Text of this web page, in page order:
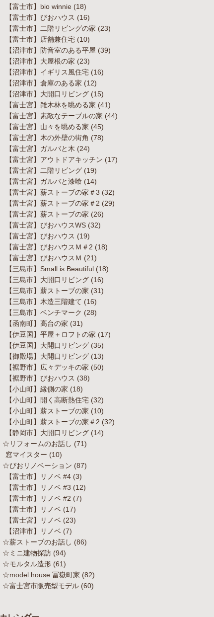
【富士市】bio winnie (18)
【富士市】びおハウス (16)
【富士市】二階リビングの家 (23)
【富士市】店舗兼住宅 (10)
【沼津市】防音室のある平屋 (39)
【沼津市】大屋根の家 (23)
【沼津市】イギリス風住宅 (16)
【沼津市】倉庫のある家 (12)
【沼津市】大開口リビング (15)
【富士宮】雑木林を眺める家 (41)
【富士宮】素敵なテーブルの家 (44)
【富士宮】山々を眺める家 (45)
【富士宮】木の外壁の街角 (78)
【富士宮】ガルバと木 (24)
【富士宮】アウトドアキッチン (17)
【富士宮】二階リビング (19)
【富士宮】ガルバと漆喰 (14)
【富士宮】薪ストーブの家＃3 (32)
【富士宮】薪ストーブの家＃2 (29)
【富士宮】薪ストーブの家 (26)
【富士宮】びおハウスWS (32)
【富士宮】びおハウス (19)
【富士宮】びおハウスＭ＃2 (18)
【富士宮】びおハウスＭ (21)
【三島市】Small is Beautiful (18)
【三島市】大開口リビング (16)
【三島市】薪ストーブの家 (31)
【三島市】木造三階建て (16)
【三島市】ベンチマーク (28)
【函南町】高台の家 (31)
【伊豆国】平屋＋ロフトの家 (17)
【伊豆国】大開口リビング (35)
【御殿場】大開口リビング (13)
【裾野市】広々デッキの家 (50)
【裾野市】びおハウス (38)
【小山町】縁側の家 (18)
【小山町】開く高断熱住宅 (32)
【小山町】薪ストーブの家 (10)
【小山町】薪ストーブの家＃2 (32)
【静岡市】大開口リビング (14)
☆リフォームのお話し (71)
窓マイスター (10)
☆びおリノベーション (87)
【富士市】リノベ #4 (3)
【富士市】リノベ #3 (12)
【富士市】リノベ #2 (7)
【富士市】リノベ (17)
【富士宮】リノベ (23)
【沼津市】リノベ (7)
☆薪ストーブのお話し (86)
☆ミニ建物探訪 (94)
☆モルタル造形 (61)
☆model house 冨嶽町家 (82)
☆富士宮市販売型モデル (60)